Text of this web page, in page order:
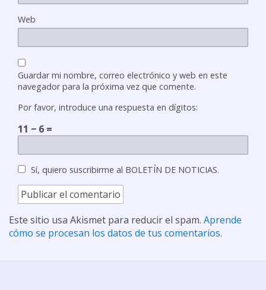
Web
Guardar mi nombre, correo electrónico y web en este
navegador para la próxima vez que comente.
Por favor, introduce una respuesta en dígitos:
11 − 6 =
Sí, quiero suscribirme al BOLETÍN DE NOTICIAS.
Este sitio usa Akismet para reducir el spam. Aprende
cómo se procesan los datos de tus comentarios.